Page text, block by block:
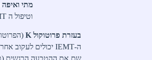
מתי
וטיפול ה
בעזרת פרוטוקול K
ה-IEMTיכולים לעקוב
שם את ההטבעה הרגשית